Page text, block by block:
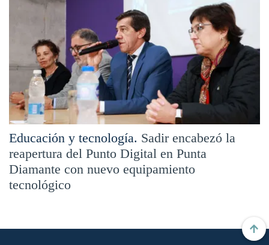
Educación y tecnología. Sadir encabezó la
reapertura del Punto Digital en Punta
Diamante con nuevo equipamiento
tecnológico